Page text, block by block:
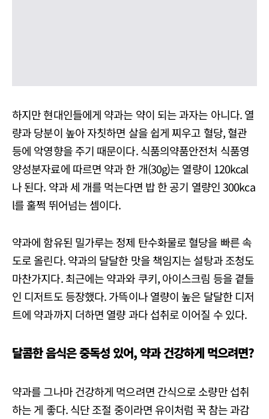
하지만 현대인들에게 약과는 약이 되는 과자는 아니다. 열
량과 당분이 높아 자칫하면 살을 쉽게 찌우고 혈당, 혈관
등에 악영향을 주기 때문이다. 식품의약품안전처 식품영
양성분자료에 따르면 약과 한 개(30g)는 열량이 120kcal
나 된다. 약과 세 개를 먹는다면 밥 한 공기 열량인 300kca
l를 훌쩍 뛰어넘는 셈이다.
약과에 함유된 밀가루는 정제 탄수화물로 혈당을 빠른 속
도로 올린다. 약과의 달달한 맛을 책임지는 설탕과 조청도
마찬가지다. 최근에는 약과와 쿠키, 아이스크림 등을 곁들
인 디저트도 등장했다. 가뜩이나 열량이 높은 달달한 디저
트에 약과까지 더하면 열량 과다 섭취로 이어질 수 있다.
달콤한 음식은 중독성 있어, 약과 건강하게 먹으려면?
약과를 그나마 건강하게 먹으려면 간식으로 소량만 섭취
하는 게 좋다. 식단 조절 중이라면 유이처럼 꾹 참는 과감